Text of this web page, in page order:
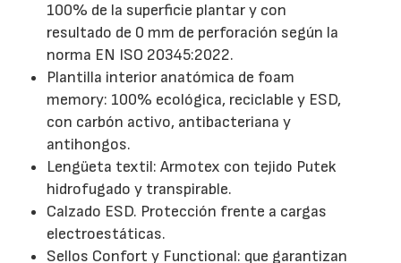
100% de la superficie plantar y con
resultado de 0 mm de perforación según la
norma EN ISO 20345:2022.
Plantilla interior anatómica de foam
memory: 100% ecológica, reciclable y ESD,
con carbón activo, antibacteriana y
antihongos.
Lengüeta textil: Armotex con tejido Putek
hidrofugado y transpirable.
Calzado ESD. Protección frente a cargas
electroestáticas.
Sellos Confort y Functional: que garantizan